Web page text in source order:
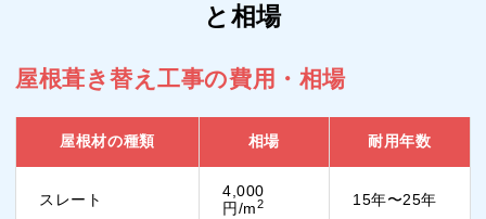
と相場
屋根葺き替え工事の費用・相場
屋根材の種類 相場 耐用年数
スレート
4,000
円/m2 15年〜25年